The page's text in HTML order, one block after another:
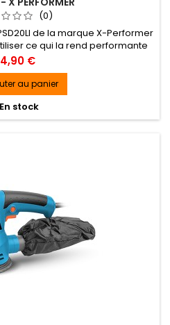
(0)
de la marque X-Performer
ce qui la rend performante
surfaces et même dans les
une poignée ergonomique,
batterie et boîtier rigide pour
poussières.
€
au panier
En stock